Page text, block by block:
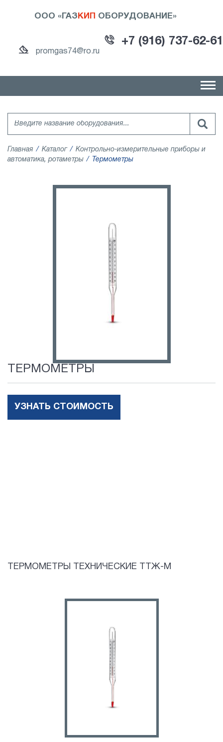
ООО «ГАЗ КИП ОБОРУДОВАНИЕ»
+7 (916) 737-62-61
promgas74@ro.ru
Главная Каталог
Контрольно-измерительные приборы и
автоматика, ротаметры
Термометры
ТЕРМОМЕТРЫ
УЗНАТЬ СТОИМОСТЬ
ТЕРМОМЕТРЫ ТЕХНИЧЕСКИЕ ТТЖ-М